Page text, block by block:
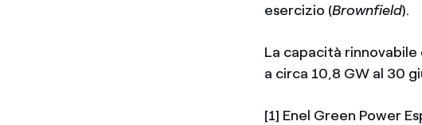
esercizio (Brownfield).
La capacità
a circa 10,8 GW al 30
[1] Enel Green Power